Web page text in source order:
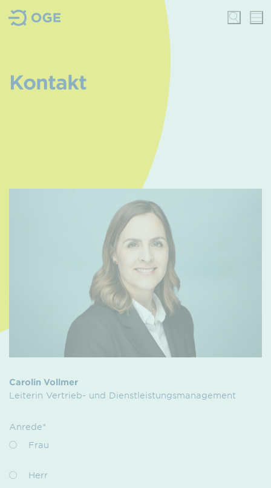
Kontakt
Carolin Vollmer
Leiterin Vertrieb- und Dienstleistungsmanagement
Anrede*
Frau
Herr